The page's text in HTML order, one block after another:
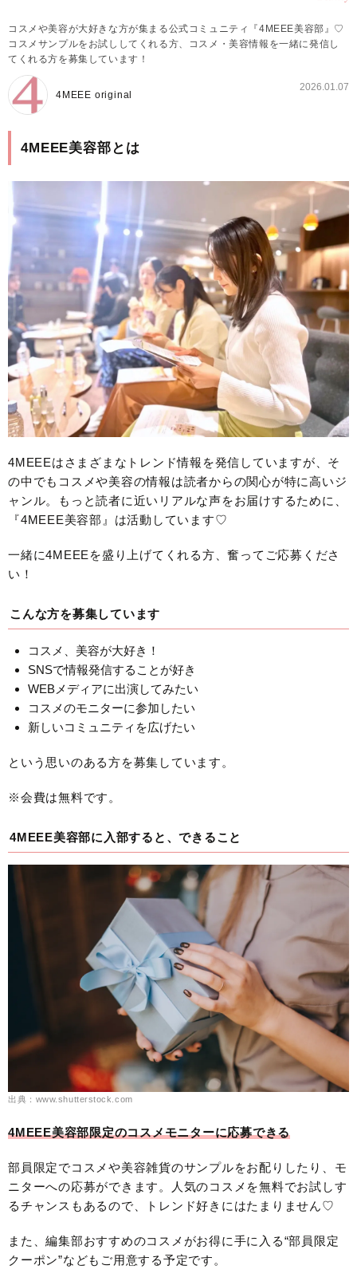
コスメや美容が大好きな方が集まる公式コミュニティ『4MEEE美容部』♡
コスメサンプルをお試ししてくれる方、コスメ・美容情報を一緒に発信し
てくれる方を募集しています！
4MEEE original
2026.01.07
4MEEE美容部とは
4MEEEはさまざまなトレンド情報を発信していますが、そ
の中でもコスメや美容の情報は読者からの関心が特に高いジ
ャンル。もっと読者に近いリアルな声をお届けするために、
『4MEEE美容部』は活動しています♡
一緒に4MEEEを盛り上げてくれる方、奮ってご応募くださ
い！
こんな方を募集しています
コスメ、美容が大好き！
SNSで情報発信することが好き
WEBメディアに出演してみたい
コスメのモニターに参加したい
新しいコミュニティを広げたい
という思いのある方を募集しています。
※会費は無料です。
4MEEE美容部に入部すると、できること
出典：www.shutterstock.com
4MEEE美容部限定のコスメモニターに応募できる
部員限定でコスメや美容雑貨のサンプルをお配りしたり、モ
ニターへの応募ができます。人気のコスメを無料でお試しす
るチャンスもあるので、トレンド好きにはたまりません♡
また、編集部おすすめのコスメがお得に手に入る“部員限定
クーポン”などもご用意する予定です。